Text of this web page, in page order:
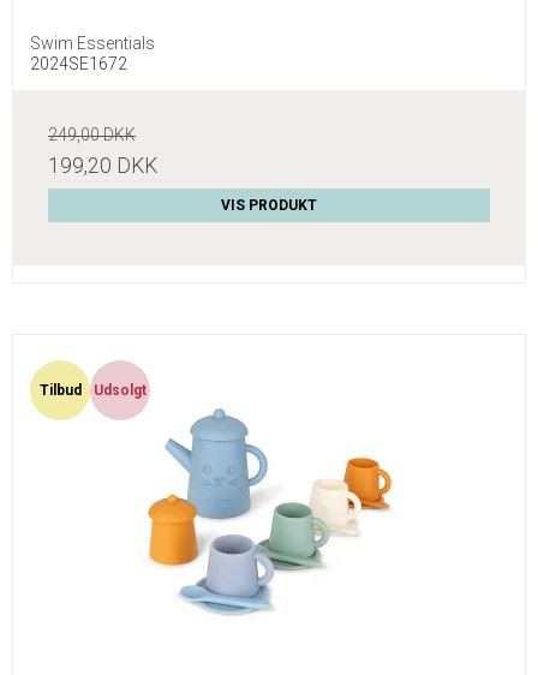
Swim Essentials
2024SE1672
249,00 DKK
199,20 DKK
VIS PRODUKT
Tilbud Udsolgt